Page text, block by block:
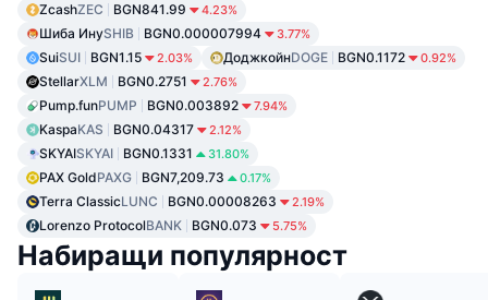
ZcashZEC BGN841.99 4.23%
Шиба ИнуSHIB BGN0.000007994 3.77%
SuiSUI BGN1.15 2.03% ДоджкойнDOGE BGN0.1172 0.92%
StellarXLM BGN0.2751 2.76%
Pump.funPUMP BGN0.003892 7.94%
KaspaKAS BGN0.04317 2.12%
SKYAISKYAI BGN0.1331 31.80%
PAX GoldPAXG BGN7,209.73 0.17%
Terra ClassicLUNC BGN0.00008263 2.19%
Lorenzo ProtocolBANK BGN0.073 5.75%
Набиращи популярност